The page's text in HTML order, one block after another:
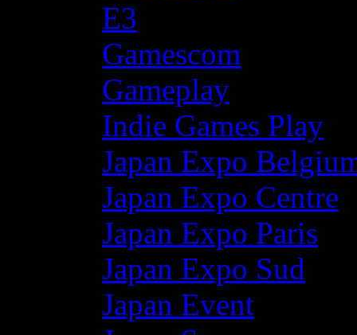
E3
Gamescom
Gameplay
Indie Games Play
Japan Expo
Japan Expo Centre
Japan Expo Paris
Japan Expo Sud
Japan Event